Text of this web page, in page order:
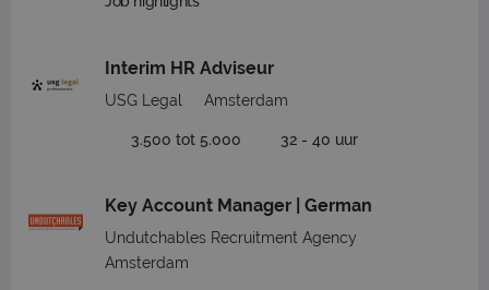
Interim HR Adviseur
USG Legal Amsterdam
3.500 tot 5.000 32 - 40 uur
Key Account Manager | German
Undutchables Recruitment Agency
Amsterdam